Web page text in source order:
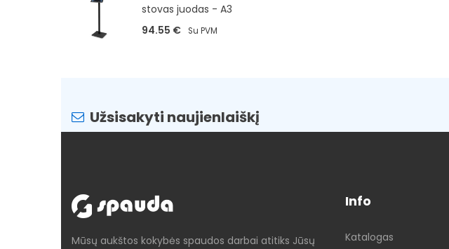
stovas juodas - A3
94.55 € Su PVM
Užsisakyti naujienlaiškį
Mūsų aukštos kokybės spaudos darbai atitiks Jūsų
Info
Katalogas